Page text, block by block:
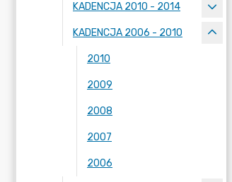
KADENCJA 2010 - 2014
KADENCJA 2006 - 2010
2010
2009
2008
2007
2006